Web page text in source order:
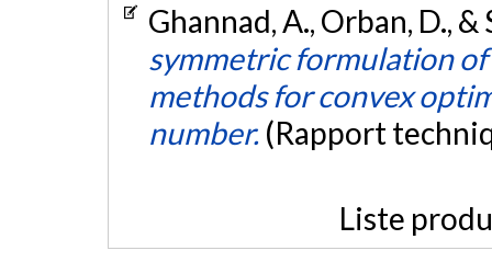
Ghannad, A., Orban, D.,
symmetric formulation
methods for convex
number. (Rapport
Liste